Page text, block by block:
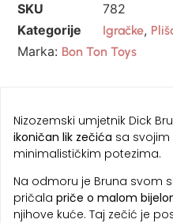
SKU
782
Kategorije
Igračke,
Marka: Bon Ton Toys
Nizozemski umjetnik Dick
ikoničan lik zečića sa
minimalističkim potezima.
Na odmoru je Bruna svom
pričala priče o malom
njihove kuće. Taj zečić je